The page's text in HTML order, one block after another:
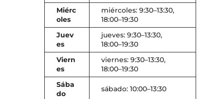
Miérc
oles
miércoles: 9:30–13:30,
18:00–19:30
Juev
es
jueves: 9:30–13:30,
18:00–19:30
Viern
es
viernes: 9:30–13:30,
18:00–19:30
Sába
do
sábado: 10:00–13:30